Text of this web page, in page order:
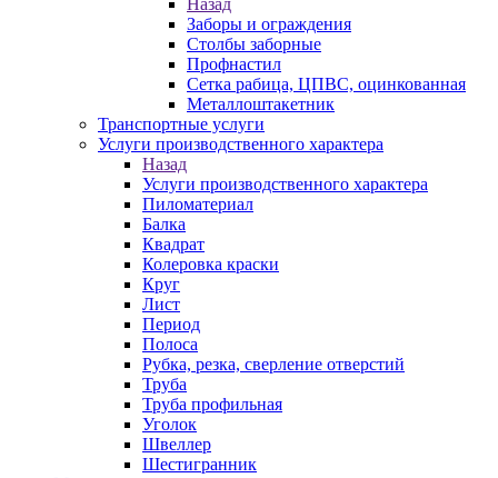
Назад
Заборы и ограждения
Столбы заборные
Профнастил
Сетка рабица, ЦПВС, оцинкованная
Металлоштакетник
Транспортные услуги
Услуги производственного характера
Назад
Услуги производственного характера
Пиломатериал
Балка
Квадрат
Колеровка краски
Круг
Лист
Период
Полоса
Рубка, резка, сверление отверстий
Труба
Труба профильная
Уголок
Швеллер
Шестигранник